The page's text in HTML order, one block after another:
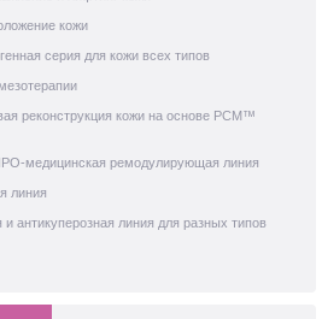
кожи
серия для кожи всех типов
реконструкция кожи на основе PCM™
медицинская ремодулирующая линия
линия
и антикуперозная линия для разных типов